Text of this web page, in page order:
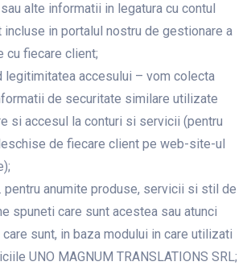
alte informatii in legatura cu contul
incluse in portalul nostru de gestionare a
cu fiecare client;
legitimitatea accesului – vom colecta
de securitate similare utilizate
si accesul la conturi si servicii (pentru
de fiecare client pe web-site-ul
pentru anumite produse, servicii si stil de
spuneti care sunt acestea sau atunci
sunt, in baza modului in care utilizati
UNO MAGNUM TRANSLATIONS SRL;